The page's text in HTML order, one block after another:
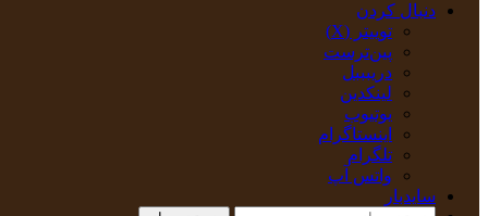
دنبال کردن
توییتر (X)
‫پین‌ترست
دریبببل
لینکدین
یوتیوب
اینستاگرام
تلگرام
واتس آپ
سایدبار